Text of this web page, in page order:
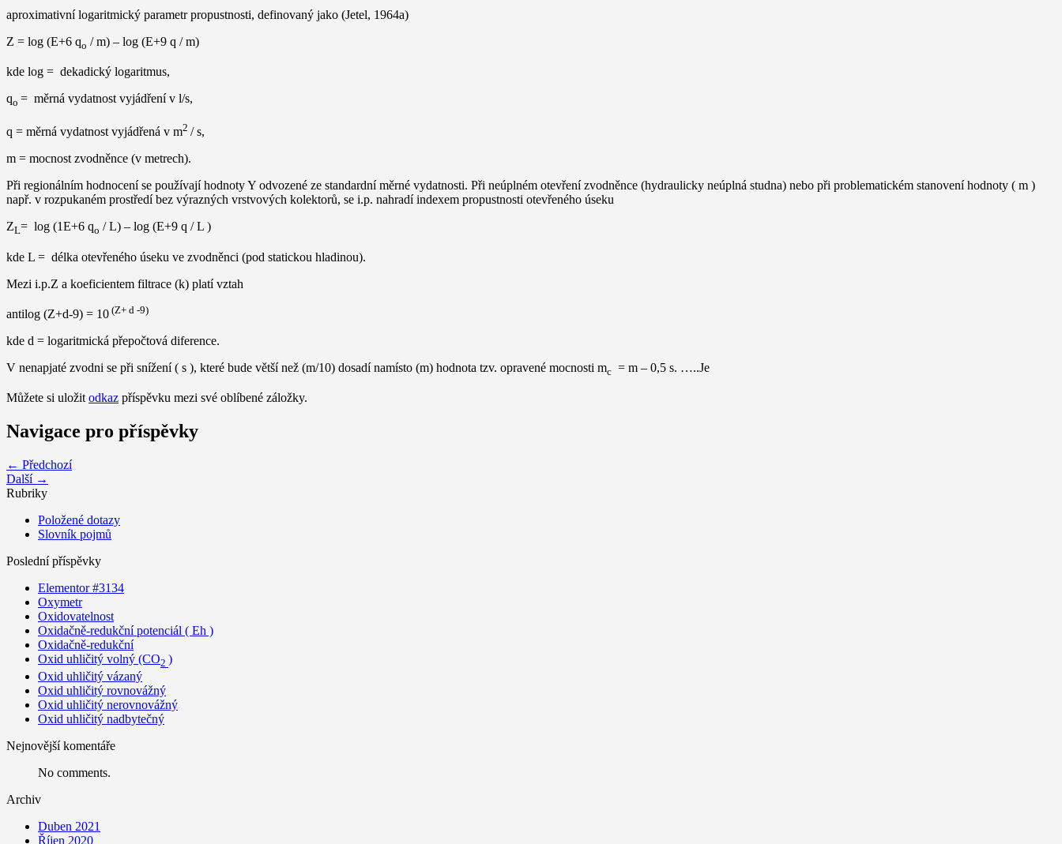
aproximativní logaritmický parametr propustnosti, definovaný jako (Jetel, 1964a)
Z = log (E+6 qo / m) – log (E+9 q / m)
kde log = dekadický logaritmus,
qo = měrná vydatnost vyjádření v l/s,
q = měrná vydatnost vyjádřená v m2 / s,
m = mocnost zvodněnce (v metrech).
Při regionálním hodnocení se používají hodnoty Y odvozené ze standardní měrné vydatnosti. Při neúplném otevření zvodněnce (hydraulicky neúplná studna) nebo při problematickém stanovení hodnoty ( m )
např. v rozpukaném prostředí bez výrazných vrstvových kolektorů, se i.p. nahradí indexem propustnosti otevřeného úseku
ZL= log (1E+6 qo / L) – log (E+9 q / L )
kde L = délka otevřeného úseku ve zvodněnci (pod statickou hladinou).
Mezi i.p.Z a koeficientem filtrace (k) platí vztah
antilog (Z+d-9) = 10 (Z+ d -9)
kde d = logaritmická přepočtová diference.
V nenapjaté zvodni se při snížení ( s ), které bude větší než (m/10) dosadí namísto (m) hodnota tzv. opravené mocnosti mc = m – 0,5 s. …..Je
Můžete si uložit odkaz příspěvku mezi své oblíbené záložky.
Navigace pro příspěvky
← Předchozí
Další →
Rubriky
Položené dotazy
Slovník pojmů
Poslední příspěvky
Elementor #3134
Oxymetr
Oxidovatelnost
Oxidačně-redukční potenciál ( Eh )
Oxidačně-redukční
Oxid uhličitý volný (CO2 )
Oxid uhličitý vázaný
Oxid uhličitý rovnovážný
Oxid uhličitý nerovnovážný
Oxid uhličitý nadbytečný
Nejnovější komentáře
No comments.
Archiv
Duben 2021
Říjen 2020